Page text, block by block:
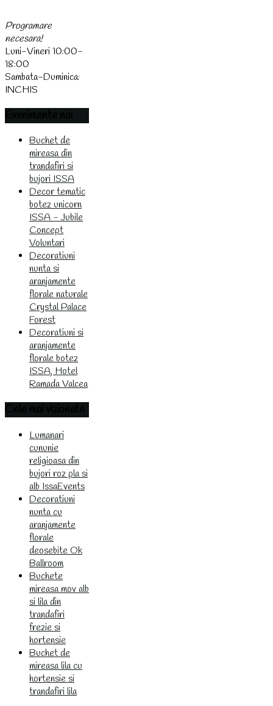
Programare
necesara!
Luni-Vineri 10:00-
18:00
Sambata-Duminica:
INCHIS
Buchet de
mireasa din
trandafiri si
bujori ISSA
Decor tematic
botez unicorn
ISSA - Jubile
Concept
Voluntari
Decoratiuni
nunta si
aranjamente
florale naturale
Crystal Palace
Forest
Decoratiuni si
aranjamente
florale botez
ISSA, Hotel
Ramada Valcea
Lumanari
cununie
religioasa din
bujori roz pla si
alb IssaEvents
Decoratiuni
nunta cu
aranjamente
florale
deosebite Ok
Ballroom
Buchete
mireasa mov alb
si lila din
trandafiri
frezie si
hortensie
Buchet de
mireasa lila cu
hortensie si
trandafiri lila